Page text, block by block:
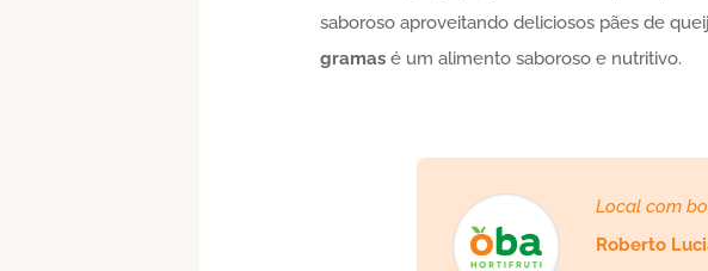
saboroso aproveitando deliciosos pães de
gramasé um alimento saboroso e nutritivo.
Local com
Roberto